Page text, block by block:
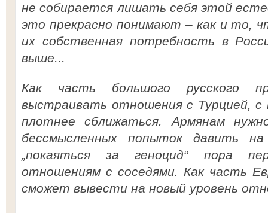
не собирается лишать себя этой
это прекрасно понимают – как и то,
их собственная потребность в
выше...
Как часть большого русского
выстраивать отношения с Турцией, с
плотнее сближаться. Армянам
бессмысленных попыток давить
„покаяться за геноцид“ пора
отношениям с соседями. Как часть
сможет вывести на новый уровень